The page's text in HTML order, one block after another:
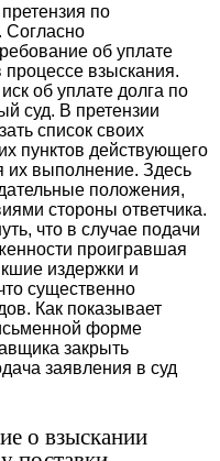
по
Согласно
об уплате
взыскания.
об уплате долга по
суд. В претензии
список своих
пунктов действующего
их выполнение. Здесь
положения,
стороны ответчика.
что в случае подачи
проигравшая
издержки и
существенно
Как показывает
форме
закрыть
заявления в суд
о взыскании